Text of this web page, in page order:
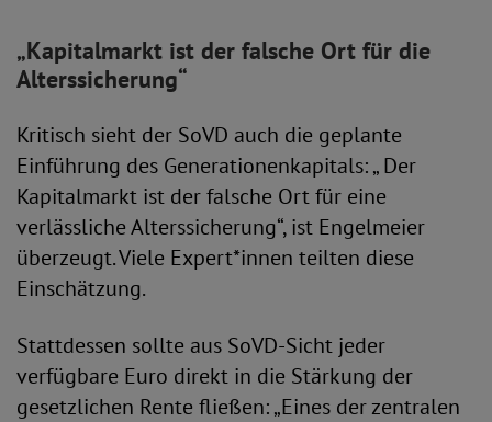
„Kapitalmarkt ist der falsche Ort für die
Alterssicherung“
Kritisch sieht der SoVD auch die geplante
Einführung des Generationenkapitals: „ Der
Kapitalmarkt ist der falsche Ort für eine
verlässliche Alterssicherung“, ist Engelmeier
überzeugt. Viele Expert*innen teilten diese
Einschätzung.
Stattdessen sollte aus SoVD-Sicht jeder
verfügbare Euro direkt in die Stärkung der
gesetzlichen Rente fließen: „Eines der zentralen